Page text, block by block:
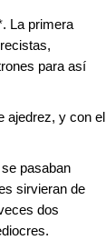
La primera
para así
ajedrez, y con el
pasaban
sirvieran de
dos